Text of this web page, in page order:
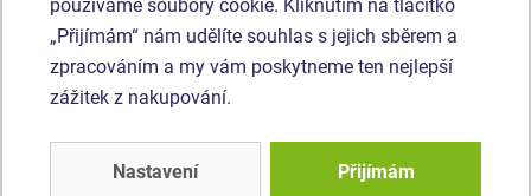
polyesteru, což zaručuje dlouhou životnost, stálobarevnost
i šetrný povrch pro kůži na rukou. Veškerý spojovací
materiál je pozinkovaný nebo nerezový.
Podobné zboží
používáme soubory cookie. Kliknutím na tlačítko
„Přijímám“ nám udělíte souhlas s jejich sběrem a
zpracováním a my vám poskytneme ten nejlepší
zážitek z nakupování.
Nastavení Přijímám